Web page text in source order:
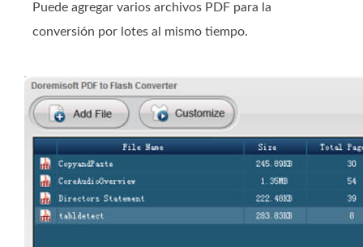
Puede agregar varios archivos PDF para la
conversión por lotes al mismo tiempo.